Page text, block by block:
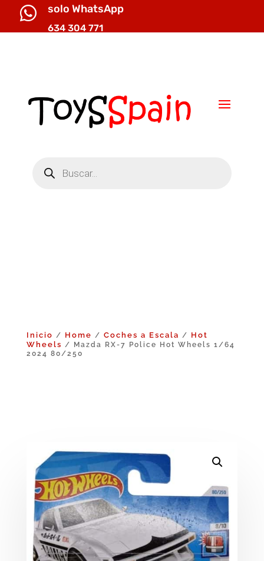
 solo WhatsApp
634 304 771
productos
Inicio / Home / Coches a Escala / Hot
Wheels / Mazda RX-7 Police Hot Wheels 1/64
2024 80/250